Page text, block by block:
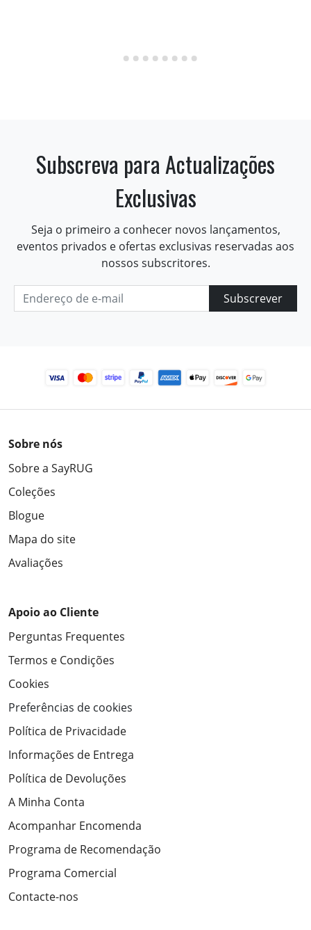
Subscreva para Actualizações
Exclusivas
Seja o primeiro a conhecer novos lançamentos,
eventos privados e ofertas exclusivas reservadas aos
nossos subscritores.
Subscrever
Sobre nós
Sobre a SayRUG
Coleções
Blogue
Mapa do site
Avaliações
Apoio ao Cliente
Perguntas Frequentes
Termos e Condições
Cookies
Preferências de cookies
Política de Privacidade
Informações de Entrega
Política de Devoluções
A Minha Conta
Acompanhar Encomenda
Programa de Recomendação
Programa Comercial
Contacte-nos